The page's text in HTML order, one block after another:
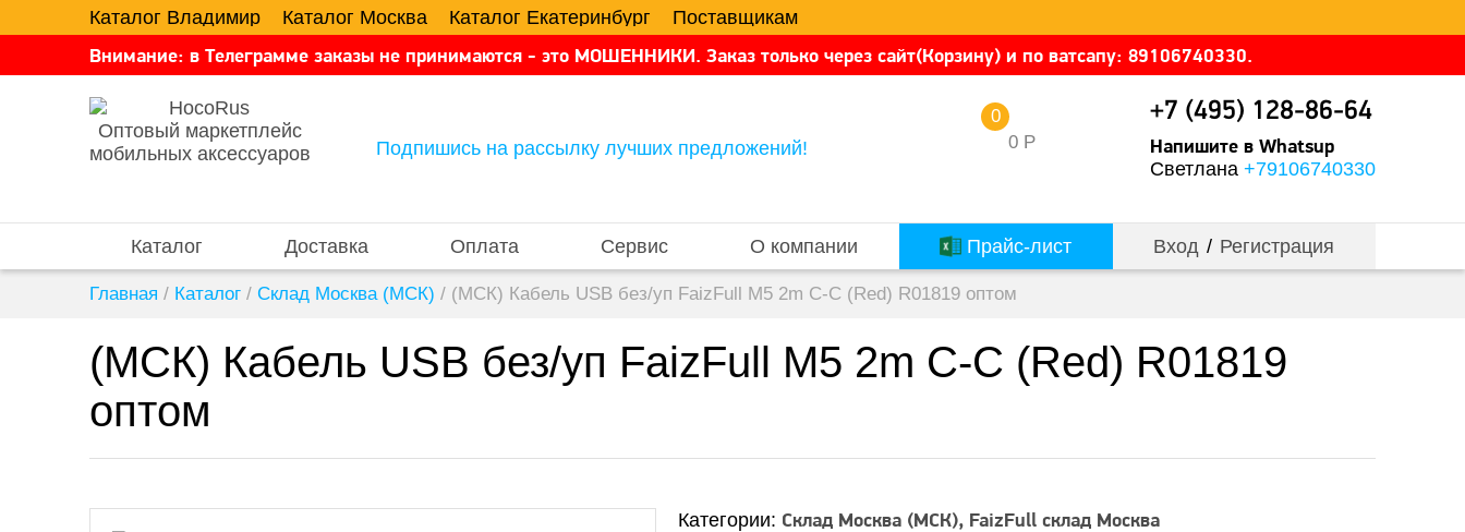
Каталог Владимир Каталог Москва Каталог Екатеринбург Поставщикам
Внимание: в Телеграмме заказы не принимаются - это МОШЕННИКИ. Заказ только через сайт(Корзину) и по ватсапу: 89106740330.
Оптовый маркетплейс
мобильных аксессуаров
Подпишись на рассылку лучших предложений! 0 Р
0 +7 (495) 128-86-64
Напишите в Whatsup
Светлана +79106740330
Каталог Доставка Оплата Сервис О компании Прайс-лист Вход / Регистрация
Главная / Каталог / Склад Москва (МСК) / (МСК) Кабель USB без/уп FaizFull M5 2m C-C (Red) R01819 оптом
(МСК) Кабель USB без/уп FaizFull M5 2m C-C (Red) R01819
оптом
Категории: Склад Москва (МСК) FaizFull склад Москва